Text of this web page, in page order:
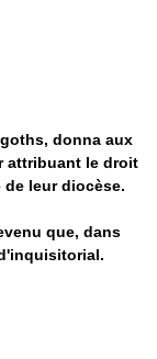
donna aux
attribuant le droit
leur diocèse.
que, dans